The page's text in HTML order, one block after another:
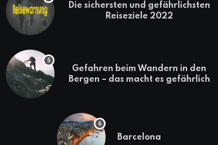
Die sichersten und gefährlichsten
Reiseziele 2022
Gefahren beim Wandern in den
Bergen – das macht es gefährlich
Barcelona